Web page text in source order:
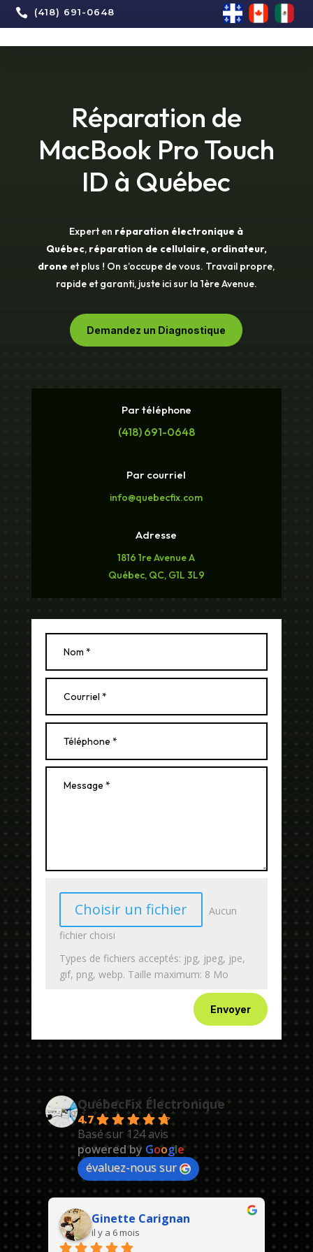
 (418) 691-0648
Réparation de
MacBook Pro Touch
ID à Québec
Expert en réparation électronique à
Québec, réparation de cellulaire, ordinateur,
drone et plus ! On s’occupe de vous. Travail propre,
rapide et garanti, juste ici sur la 1ère Avenue.
Demandez un Diagnostique
Par téléphone
(418) 691-0648
Par courriel
info@quebecfix.com
Adresse
1816 1re Avenue A
Québec, QC, G1L 3L9
Choisir un fichier
Aucun
fichier choisi
Types de fichiers acceptés: jpg, jpeg, jpe,
gif, png, webp. Taille maximum: 8 Mo
Envoyer
QuébecFix Électronique
4.7
Basé sur 124 avis
powered by Google
évaluez-nous sur
Ginette Carignan
il y a 6 mois